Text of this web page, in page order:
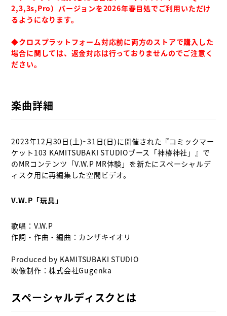
2,3,3s,Pro）バージョンを2026年春目処でご利用いただけ
るようになります。
◆クロスプラットフォーム対応前に両方のストアで購入した
場合に関しては、返金対応は行っておりませんのでご注意く
ださい。
楽曲詳細
2023年12月30日(土)~31日(日)に開催された『コミックマー
ケット103 KAMITSUBAKI STUDIOブース「神椿神社」』で
のMRコンテンツ「V.W.P MR体験」を新たにスペーシャルデ
ィスク用に再編集した空間ビデオ。
V.W.P「玩具」
歌唱：V.W.P
作詞・作曲・編曲：カンザキイオリ
Produced by KAMITSUBAKI STUDIO
映像制作：株式会社Gugenka
スペーシャルディスクとは